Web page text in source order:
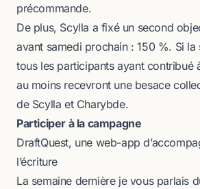
précommande.
De plus, Scylla a fixé un second
avant samedi prochain : 150 %. Si la
tous les participants ayant contribué
au moins recevront une besace
de Scylla et Charybde.
Participer à la campagne
DraftQuest, une web-app
l’écriture
La semaine dernière je vous parlais